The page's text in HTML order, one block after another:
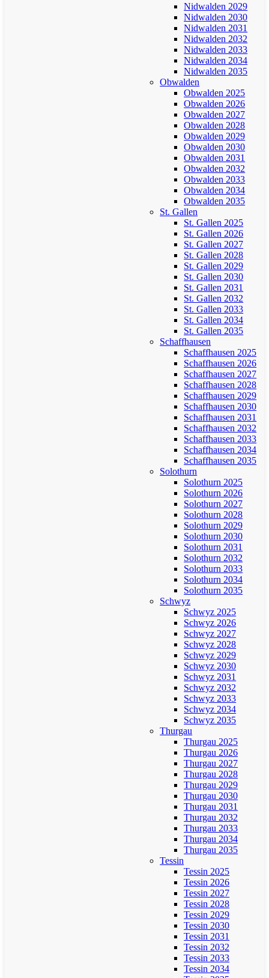
Nidwalden 2029
Nidwalden 2030
Nidwalden 2031
Nidwalden 2032
Nidwalden 2033
Nidwalden 2034
Nidwalden 2035
Obwalden
Obwalden 2025
Obwalden 2026
Obwalden 2027
Obwalden 2028
Obwalden 2029
Obwalden 2030
Obwalden 2031
Obwalden 2032
Obwalden 2033
Obwalden 2034
Obwalden 2035
St. Gallen
St. Gallen 2025
St. Gallen 2026
St. Gallen 2027
St. Gallen 2028
St. Gallen 2029
St. Gallen 2030
St. Gallen 2031
St. Gallen 2032
St. Gallen 2033
St. Gallen 2034
St. Gallen 2035
Schaffhausen
Schaffhausen 2025
Schaffhausen 2026
Schaffhausen 2027
Schaffhausen 2028
Schaffhausen 2029
Schaffhausen 2030
Schaffhausen 2031
Schaffhausen 2032
Schaffhausen 2033
Schaffhausen 2034
Schaffhausen 2035
Solothurn
Solothurn 2025
Solothurn 2026
Solothurn 2027
Solothurn 2028
Solothurn 2029
Solothurn 2030
Solothurn 2031
Solothurn 2032
Solothurn 2033
Solothurn 2034
Solothurn 2035
Schwyz
Schwyz 2025
Schwyz 2026
Schwyz 2027
Schwyz 2028
Schwyz 2029
Schwyz 2030
Schwyz 2031
Schwyz 2032
Schwyz 2033
Schwyz 2034
Schwyz 2035
Thurgau
Thurgau 2025
Thurgau 2026
Thurgau 2027
Thurgau 2028
Thurgau 2029
Thurgau 2030
Thurgau 2031
Thurgau 2032
Thurgau 2033
Thurgau 2034
Thurgau 2035
Tessin
Tessin 2025
Tessin 2026
Tessin 2027
Tessin 2028
Tessin 2029
Tessin 2030
Tessin 2031
Tessin 2032
Tessin 2033
Tessin 2034